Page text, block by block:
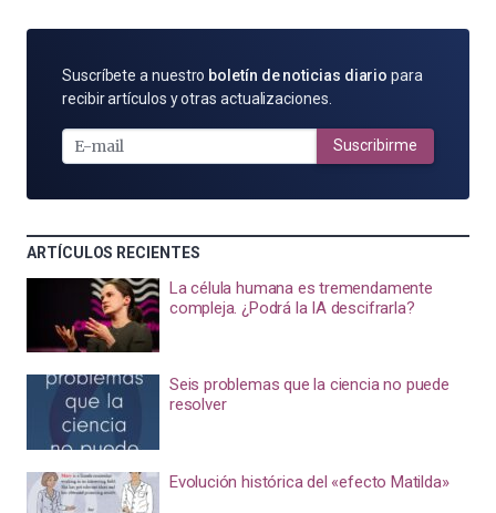
SUSCRÍBETE
POR
MAIL
Suscríbete a nuestro boletín de noticias diario para
recibir artículos y otras actualizaciones.
Suscribirme
ARTÍCULOS RECIENTES
La célula humana es tremendamente
compleja. ¿Podrá la IA descifrarla?
Seis problemas que la ciencia no puede
resolver
Evolución histórica del «efecto Matilda»